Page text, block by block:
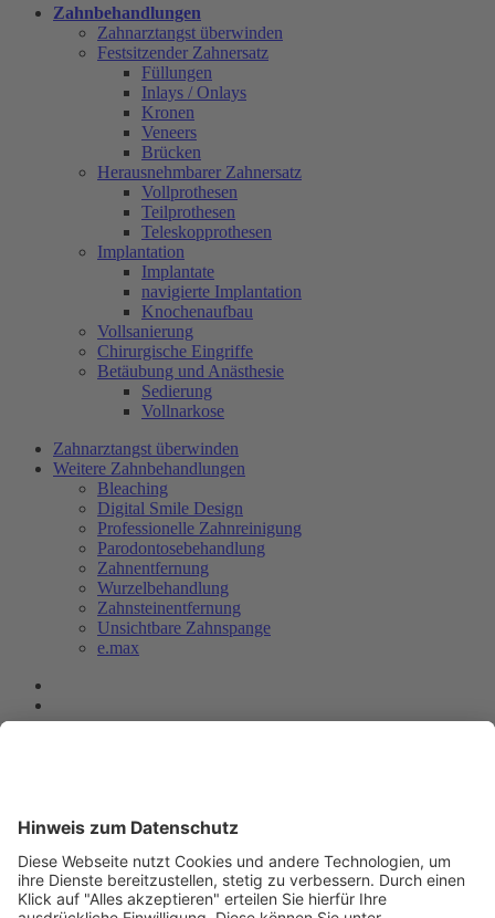
Zahnbehandlungen
Zahnarztangst überwinden
Festsitzender Zahnersatz
Füllungen
Inlays / Onlays
Kronen
Veneers
Brücken
Herausnehmbarer Zahnersatz
Vollprothesen
Teilprothesen
Teleskopprothesen
Implantation
Implantate
navigierte Implantation
Knochenaufbau
Vollsanierung
Chirurgische Eingriffe
Betäubung und Anästhesie
Sedierung
Vollnarkose
Zahnarztangst überwinden
Weitere Zahnbehandlungen
Bleaching
Digital Smile Design
Professionelle Zahnreinigung
Parodontosebehandlung
Zahnentfernung
Wurzelbehandlung
Zahnsteinentfernung
Unsichtbare Zahnspange
e.max
Datenschutz
Presse & TV
RTL: Zahnbehandlung Ungarn
Kundenmagazin